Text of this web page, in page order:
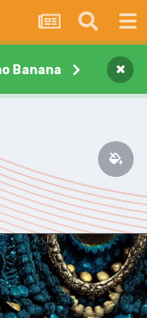
Banana ×